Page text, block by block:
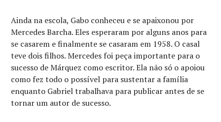
Ainda na escola, Gabo conheceu e se apaixonou por
Mercedes Barcha. Eles esperaram por alguns anos para
se casarem e finalmente se casaram em 1958. O casal
teve dois filhos. Mercedes foi peça importante para o
sucesso de Márquez como escritor. Ela não só o apoiou
como fez todo o possível para sustentar a família
enquanto Gabriel trabalhava para publicar antes de se
tornar um autor de sucesso.